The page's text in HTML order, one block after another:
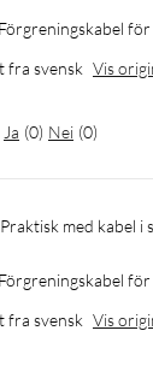
Förgreningskabel
fra svensk Vis
Ja (0) Nei (0)
Praktisk med
Förgreningskabel
fra svensk Vis